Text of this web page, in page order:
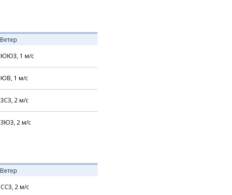
Ветер
ЮЮЗ, 1 м/с
ЮВ, 1 м/с
ЗСЗ, 2м/с
ЗЮЗ, 2м/с
Ветер
ССЗ, 2м/с